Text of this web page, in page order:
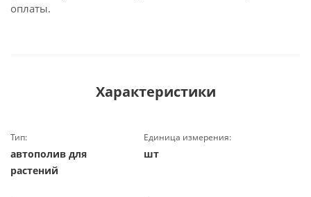
оплаты.
Характеристики
Тип:
автополив для
растений
Единица измерения:
шт